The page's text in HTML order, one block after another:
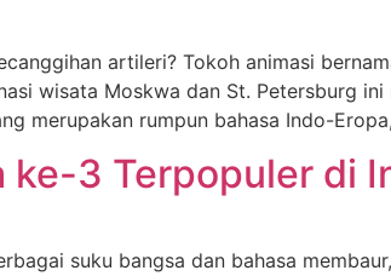
artileri? Tokoh animasi
wisata Moskwa dan St. Petersburg
merupakan rumpun bahasa Indo-
ke-3 Terpopuler di
suku bangsa dan bahasa